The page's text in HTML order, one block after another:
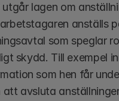
lagen om
anställs
som speglar
skydd. Till exempel
som hen får
avsluta